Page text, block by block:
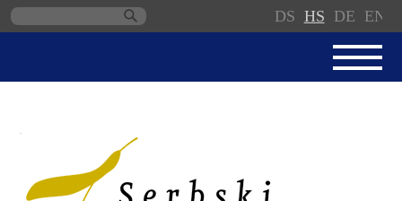
DS HS DE EN
SERBSKI SEJM
JEDNANSKI PORJAD